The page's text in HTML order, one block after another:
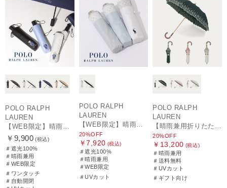
POLO RALPH
LAUREN
【WEB限定】晴雨兼用自動開閉日傘 ポロ ラルフ ローレン（POLO RALPH LAUREN）ベア 遮光100 UV100 ワンタッチ開閉
￥9,900 (税込)
＃遮光100%
＃晴雨兼用
＃WEB限定
＃ワンタッチ
＃自動開閉
POLO RALPH
LAUREN
【WEB限定】晴雨兼用折りたたみ日傘 ポロ ラルフ ローレン（POLO RALPH LAUREN）シャンブレーレース 遮光100 UV100
20%OFF
￥7,920 (税込)
＃遮光100%
＃晴雨兼用
＃WEB限定
＃UVカット
POLO RALPH
LAUREN
【晴雨兼用折りたたみ日傘】ポロ ラルフ ローレン (POLO RALPH LAUREN) フローラル刺繍 遮光 遮熱 UV
20%OFF
￥13,200 (税込)
＃晴雨兼用
＃送料無料
＃UVカット
＃ギフト向け